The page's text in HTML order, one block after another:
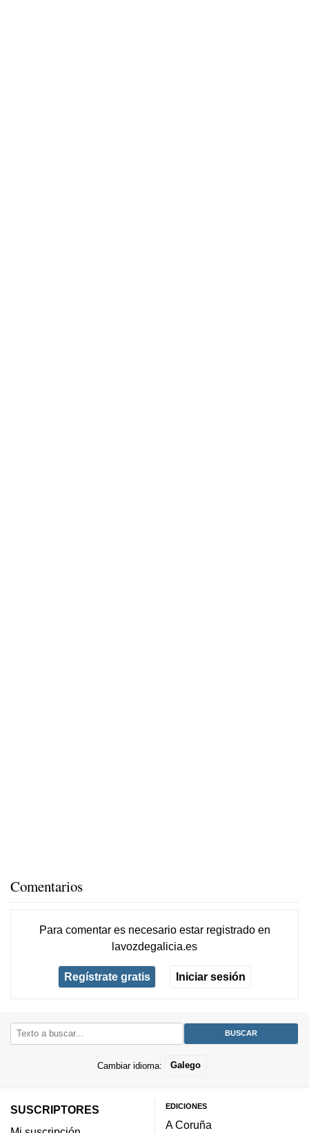
Comentarios
Para comentar es necesario estar registradoen
lavozdegalicia.es
Regístrate gratis Iniciar sesión
Cambiar idioma: Galego
SUSCRIPTORES
EDICIONES
A Coruña